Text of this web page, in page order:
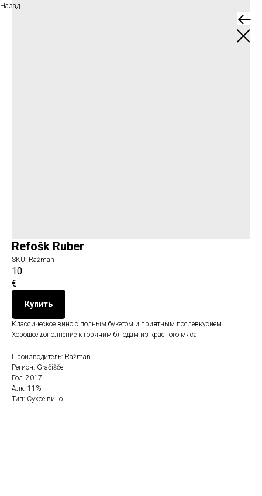
Назад
Refošk Ruber
SKU: Ražman
10
€
Купить
Классическое вино с полным букетом и приятным послевкусием.
Хорошее дополнение к горячим блюдам из красного мяса.
Производитель: Ražman
Регион: Gračišče
Год: 2017
Алк: 11%
Тип: Сухое вино